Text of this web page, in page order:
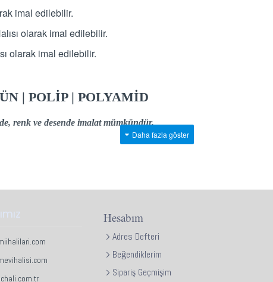
imal edilebilir.
olarak imal edilebilir.
olarak imal edilebilir.
| POLİP | POLYAMİD
renk ve desende imalat mümkündür.
Hesabım
Adres Defteri
Beğendiklerim
Sipariş Geçmişim